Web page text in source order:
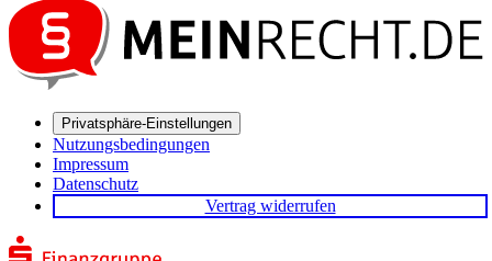
Privatsphäre-Einstellungen
Nutzungsbedingungen
Impressum
Datenschutz
Vertrag widerrufen